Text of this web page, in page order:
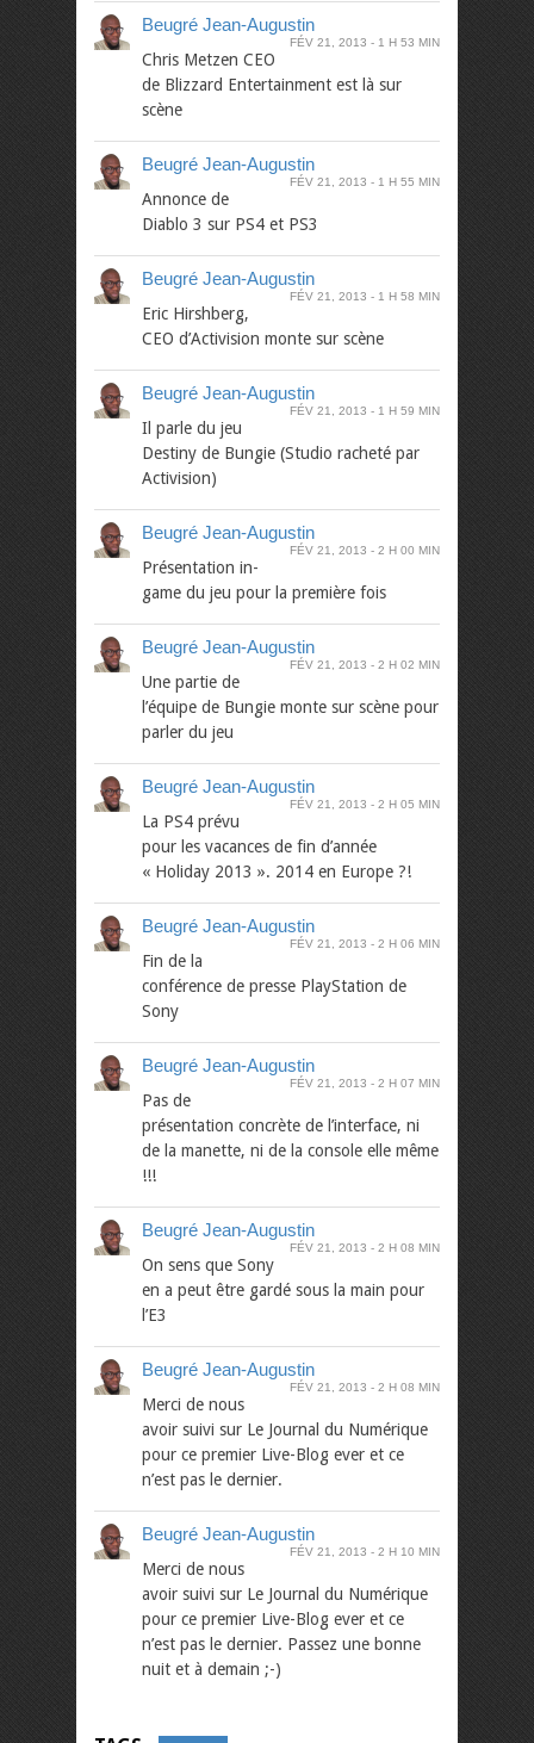
Beugré Jean-Augustin
FÉV 21, 2013 1 H 53 MIN
Chris Metzen CEO
de Blizzard Entertainment est là sur
scène
Beugré Jean-Augustin
FÉV 21, 2013 1 H 55 MIN
Annonce de
Diablo 3 sur PS4 et PS3
Beugré Jean-Augustin
FÉV 21, 2013 1 H 58 MIN
Eric Hirshberg,
CEO d’Activision monte sur scène
Beugré Jean-Augustin
FÉV 21, 2013 1 H 59 MIN
Il parle du jeu
Destiny de Bungie (Studio racheté par
Activision)
Beugré Jean-Augustin
FÉV 21, 2013 2 H 00 MIN
Présentation in-
game du jeu pour la première fois
Beugré Jean-Augustin
FÉV 21, 2013 2 H 02 MIN
Une partie de
l’équipe de Bungie monte sur scène pour
parler du jeu
Beugré Jean-Augustin
FÉV 21, 2013 2 H 05 MIN
La PS4 prévu
pour les vacances de fin d’année
« Holiday 2013 ». 2014 en Europe ?!
Beugré Jean-Augustin
FÉV 21, 2013 2 H 06 MIN
Fin de la
conférence de presse PlayStation de
Sony
Beugré Jean-Augustin
FÉV 21, 2013 2 H 07 MIN
Pas de
présentation concrète de l’interface, ni
de la manette, ni de la console elle même
!!!
Beugré Jean-Augustin
FÉV 21, 2013 2 H 08 MIN
On sens que Sony
en a peut être gardé sous la main pour
l’E3
Beugré Jean-Augustin
FÉV 21, 2013 2 H 08 MIN
Merci de nous
avoir suivi sur Le Journal du Numérique
pour ce premier Live-Blog ever et ce
n’est pas le dernier.
Beugré Jean-Augustin
FÉV 21, 2013 2 H 10 MIN
Merci de nous
avoir suivi sur Le Journal du Numérique
pour ce premier Live-Blog ever et ce
n’est pas le dernier. Passez une bonne
nuit et à demain ;-)